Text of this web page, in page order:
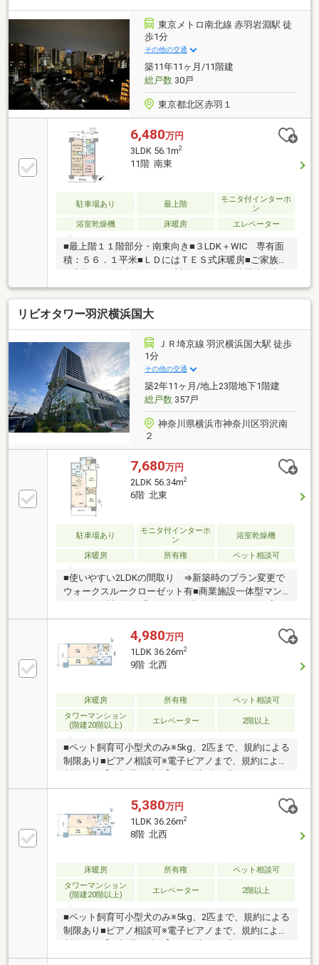
ション実施済み◆「もっと安い住宅ローン」が見つか
る！ 提携の金融機関は55社以上！◆「勤続期間が
短い」「諸費用まで借りたい」 さまざまな条件下で
のローンご相談ください！◆「即！見学！」＆「車で
送迎」サービス実施
東京メトロ南北線 赤羽岩淵駅 徒
歩1分
その他の交通
築11年11ヶ月/11階建
総戸数30戸
東京都北区赤羽１
6,480万円
3LDK 56.1m2
11階 南東
駐車場あり 最上階
モニタ付インターホ
ン
浴室乾燥機
床暖房 エレベーター
■最上階１１階部分・南東向き■３LDK＋WIC 専有面
積：５６．１平米■ＬＤにはＴＥＳ式床暖房■ご家族や
を確認できるTVモニター付インターホン■ご不在でも
荷物を受け取れる宅配BOX■二重床・二重天井～周辺
環境～●北区立赤羽小学校…約345ｍ ●北区立赤羽岩
淵中学校…約751ｍ ●北区立赤羽東公園…約215ｍ ●
まいばすけっと 赤羽岩淵駅前店…約141ｍ ●セブン-イ
レブン 赤羽岩淵駅前店…約220ｍ※その他月額費用 地
代：4787円、ハイセクト利用料：1404円、町会費：
100円
リビオタワー羽沢横浜国大
ＪＲ埼京線 羽沢横浜国大駅 徒歩
1分
その他の交通
築2年11ヶ月/地上23階地下1階建
総戸数357戸
神奈川県横浜市神奈川区羽沢南
２
7,680万円
2LDK 56.34m2
6階 北東
駐車場あり
モニタ付インターホ
ン
浴室乾燥機
床暖房 所有権 ペット相談可
■使いやすい2LDKの間取り ⇒新築時のプラン変更で
ウォークスルークローゼット有■商業施設一体型マン
ークスペース、ラウンジエリア、 キッチンスタジ
オを備えた居住者専用施設。■充実のマンション管理
サービス ⇒24時間有人管理、緊急相談窓口「サービ
スデスク24」、 セコムによる24時間遠隔監視シス
テム■大切なペットと一緒にお住まい頂けます。※別途
器あり
4,980万円
1LDK 36.26m2
9階 北西
床暖房 所有権
ペット相談可
タワーマンション
(階建20階以上)
エレベーター 2階以上
■ペット飼育可小型犬のみ※5kg、2匹まで、規約による
制限あり■ピアノ相談可※電子ピアノまで、規約による
き眺望良好です・バルコニーから富士山を望むことが
できます。※天候による・リビングダイニングに床暖
房あり・リビング横の洋室の可動扉を解放して13.9畳
のLDKとして利用可能です・キッチンにはディスポー
ザーがあり生ごみを軽減できます・浴室暖房乾燥機が
時に便利な宅配ボックス
5,380万円
1LDK 36.26m2
8階 北西
床暖房 所有権
ペット相談可
タワーマンション
(階建20階以上)
エレベーター 2階以上
■ペット飼育可小型犬のみ※5kg、2匹まで、規約による
制限あり■ピアノ相談可※電子ピアノまで、規約による
き眺望良好です・バルコニーから富士山を望むことが